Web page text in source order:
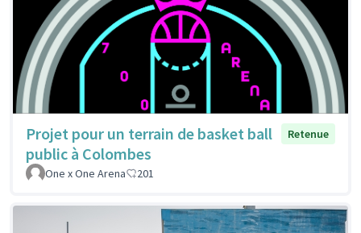
Projet pour un terrain de basket ball
public à Colombes
Retenue
One x One Arena 201